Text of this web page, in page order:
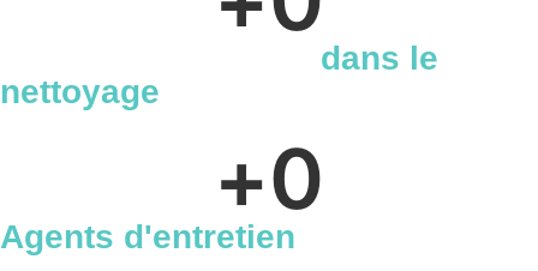
dans le
nettoyage
+0
Agents d'entretien